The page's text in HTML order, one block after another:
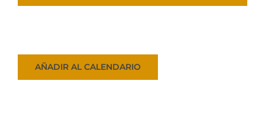
AÑADIR AL CALENDARIO